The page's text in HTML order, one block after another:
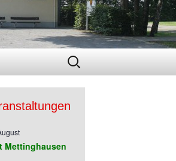
Suchen
nach:
Mettinghausen